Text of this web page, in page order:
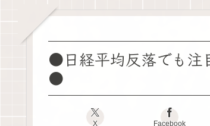
●日経平均反落でも注
●
X Facebook